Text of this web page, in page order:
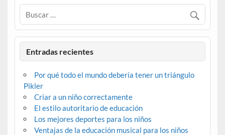
Entradas recientes
Por qué todo el mundo debería tener un triángulo
Pikler
Criar a un niño correctamente
El estilo autoritario de educación
Los mejores deportes para los niños
Ventajas de la educación musical para los niños